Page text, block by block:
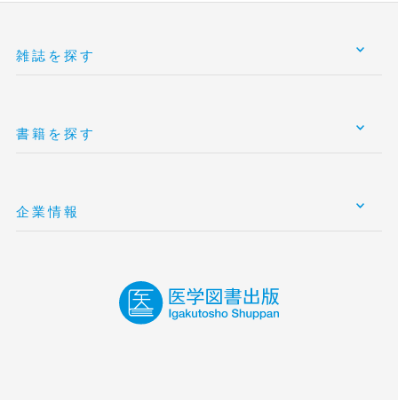
雑誌を探す
書籍を探す
企業情報